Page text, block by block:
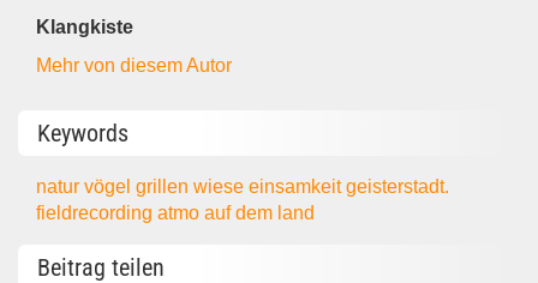
Klangkiste
Mehr von diesem Autor
Keywords
naturvögelgrillenwieseeinsamkeitgeisterstadt.
fieldrecordingatmoauf dem land
Beitrag teilen